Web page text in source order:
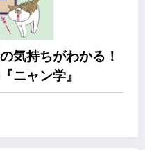
気持ちがわかる！
ニャン学』